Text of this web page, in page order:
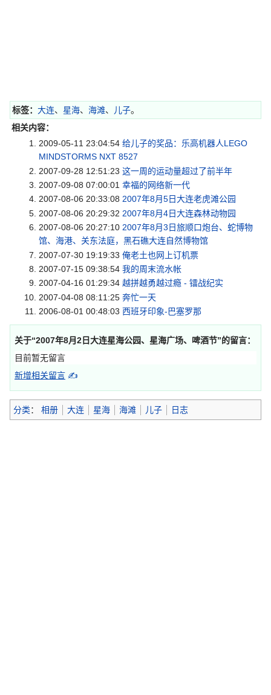
标签： 大连、 星海、 海滩、 儿子。
相关内容：
2009-05-11 23:04:54 给儿子的奖品：乐高机器人LEGO
MINDSTORMS NXT 8527
2007-09-28 12:51:23 这一周的运动量超过了前半年
2007-09-08 07:00:01 幸福的网络新一代
2007-08-06 20:33:08 2007年8月5日大连老虎滩公园
2007-08-06 20:29:32 2007年8月4日大连森林动物园
2007-08-06 20:27:10 2007年8月3日旅顺口炮台、蛇博物
馆、海港、关东法庭，黑石礁大连自然博物馆
2007-07-30 19:19:33 俺老土也网上订机票
2007-07-15 09:38:54 我的周末流水帐
2007-04-16 01:29:34 越拼越勇越过瘾 - 镭战纪实
2007-04-08 08:11:25 奔忙一天
2006-08-01 00:48:03 西班牙印象-巴塞罗那
关于“2007年8月2日大连星海公园、星海广场、啤酒节”的留言：
目前暂无留言
新增相关留言 ✍
分类： 相册 大连 星海 海滩 儿子 日志